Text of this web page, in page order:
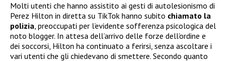
Molti utenti che hanno assistito ai gesti di autolesionismo di
Perez Hilton in diretta su TikTok hanno subito chiamato la
polizia, preoccupati per l’evidente sofferenza psicologica del
noto blogger. In attesa dell’arrivo delle forze dell’ordine e
dei soccorsi, Hilton ha continuato a ferirsi, senza ascoltare i
vari utenti che gli chiedevano di smettere. Secondo quanto